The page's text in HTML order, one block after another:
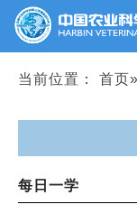
当前位置： 首页»
每日一学